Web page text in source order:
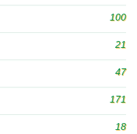
100
21
47
171
18